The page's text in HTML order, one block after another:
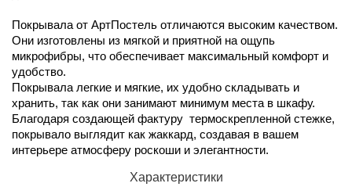
Покрывала от АртПостель отличаются высоким качеством.
Они изготовлены из мягкой и приятной на ощупь
микрофибры, что обеспечивает максимальный комфорт и
удобство.
Покрывала легкие и мягкие, их удобно складывать и
хранить, так как они занимают минимум места в шкафу.
Благодаря создающей фактуру термоскрепленной стежке,
покрывало выглядит как жаккард, создавая в вашем
интерьере атмосферу роскоши и элегантности.
Характеристики